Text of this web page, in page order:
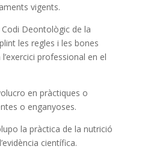
vigents.
Deontològic de la
les regles i les bones
professional en el
en pràctiques o
o enganyoses.
la pràctica de la nutrició
científica.